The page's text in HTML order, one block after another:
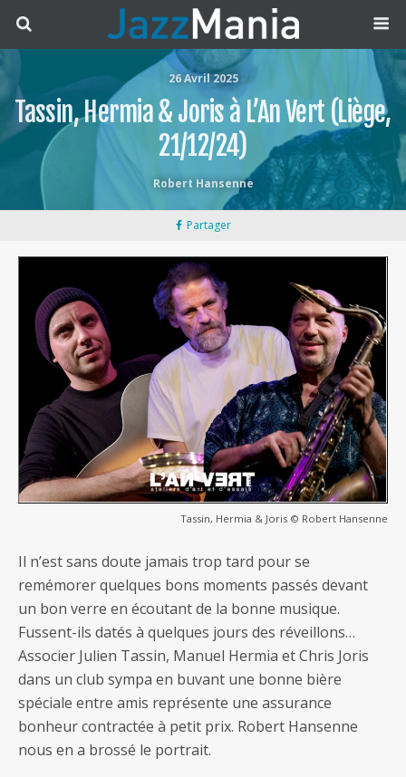
26 Avril 2025
Tassin, Hermia & Joris à L’An Vert (Liège,
21/12/24)
Robert Hansenne
Partager
Tassin, Hermia & Joris © Robert Hansenne
Il n’est sans doute jamais trop tard pour se
remémorer quelques bons moments passés devant
un bon verre en écoutant de la bonne musique.
Fussent-ils datés à quelques jours des réveillons…
Associer Julien Tassin, Manuel Hermia et Chris Joris
dans un club sympa en buvant une bonne bière
spéciale entre amis représente une assurance
bonheur contractée à petit prix. Robert Hansenne
nous en a brossé le portrait.